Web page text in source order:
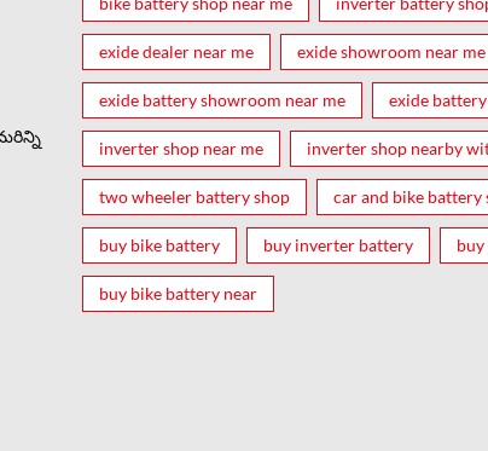
exide dealer near me exide showroom near me
exide battery showroom near me exide
inverter shop near me inverter shop nearby
two wheeler battery shop car and bike battery
buy bike battery buy inverter battery
buy bike battery near